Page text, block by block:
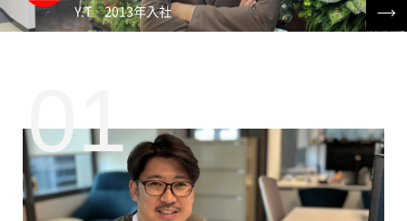
Y.T 2013年入社